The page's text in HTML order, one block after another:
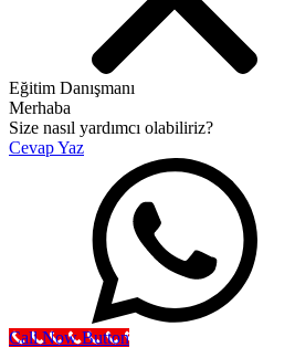
Eğitim Danışmanı
Merhaba
Size nasıl yardımcı olabiliriz?
Cevap Yaz
Call Now Button